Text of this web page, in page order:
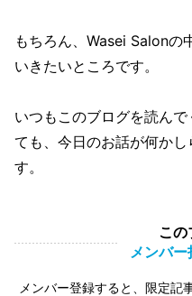
もちろん、Wasei Salonの
いきたいところです。
いつもこのブログを読ん
ても、今日のお話が何か
す。
この
メンバ
メンバー登録すると、限定記